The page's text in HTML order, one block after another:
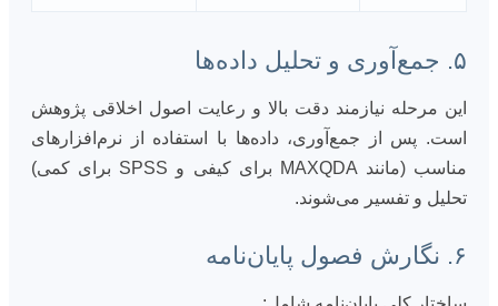
۵. جمع‌آوری و تحلیل داده‌ها
این مرحله نیازمند دقت بالا و رعایت اصول اخلاقی پژوهش
است. پس از جمع‌آوری، داده‌ها با استفاده از نرم‌افزارهای
مناسب (مانند MAXQDA برای کیفی و SPSS برای کمی)
تحلیل و تفسیر می‌شوند.
۶. نگارش فصول پایان‌نامه